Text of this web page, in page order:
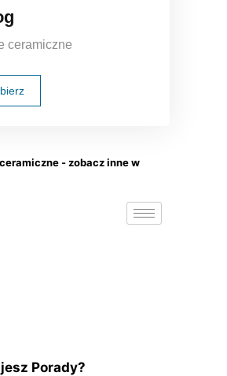
ceramiczne
- zobacz inne w
Porady?